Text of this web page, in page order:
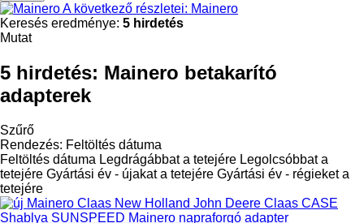
A következő részletei: Mainero
Keresés eredménye: 5 hirdetés
Mutat
5 hirdetés: Mainero betakarító
adapterek
Szűrő
Rendezés: Feltöltés dátuma
Feltöltés dátuma Legdrágábbat a tetejére Legolcsóbbat a
tetejére Gyártási év - újakat a tetejére Gyártási év - régieket a
tetejére